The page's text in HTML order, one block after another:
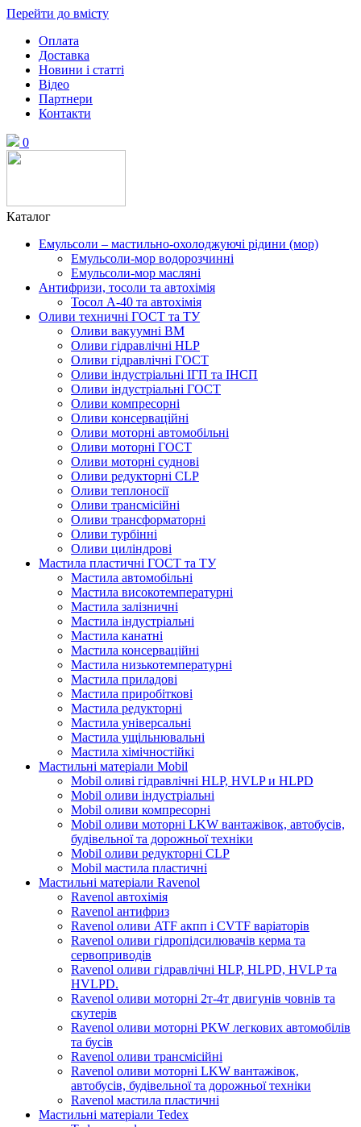
Перейти до вмісту
Оплата
Доставка
Новини і статті
Відео
Партнери
Контакти
0
Каталог
Емульсоли – мастильно-охолоджуючі рідини (мор)
Емульсоли-мор водорозчинні
Емульсоли-мор масляні
Антифризи, тосоли та автохімія
Тосол А-40 та автохімія
Оливи техничні ГОСТ та ТУ
Оливи вакуумні ВМ
Оливи гідравлічні HLP
Оливи гідравлічні ГОСТ
Оливи індустріальні ІГП та ІНСП
Оливи індустріальні ГОСТ
Оливи компресорні
Оливи консерваційні
Оливи моторні автомобільні
Оливи моторні ГОСТ
Оливи моторні суднові
Оливи редукторні CLP
Оливи теплоносії
Оливи трансмісійні
Оливи трансформаторні
Оливи турбінні
Оливи циліндрові
Мастила пластичні ГОСТ та ТУ
Мастила автомобільні
Мастила високотемпературні
Мастила залізничні
Мастила індустріальні
Мастила канатні
Мастила консерваційні
Мастила низькотемпературні
Мастила приладові
Мастила приробіткові
Мастила редукторні
Мастила універсальні
Мастила ущільнювальні
Мастила хімічностійкі
Мастильні матеріали Mobil
Mobil оливі гідравлічні HLP, HVLP и HLPD
Mobil оливи індустріальні
Mobil оливи компресорні
Mobil оливи моторні LKW вантажівок, автобусів,
будівельної та дорожньої техніки
Mobil оливи редукторні CLP
Mobil мастила пластичні
Мастильні матеріали Ravenol
Ravenol автохімія
Ravenol антифриз
Ravenol оливи ATF акпп і CVTF варіаторів
Ravenol оливи гідропідсилювачів керма та
сервоприводів
Ravenol оливи гідравлічні HLP, HLPD, HVLP та
HVLPD.
Ravenol оливи моторні 2т-4т двигунів човнів та
скутерів
Ravenol оливи моторні PKW легкових автомобілів
та бусів
Ravenol оливи трансмісійні
Ravenol оливи моторні LKW вантажівок,
автобусів, будівельної та дорожньої техніки
Ravenol мастила пластичні
Мастильні матеріали Tedex